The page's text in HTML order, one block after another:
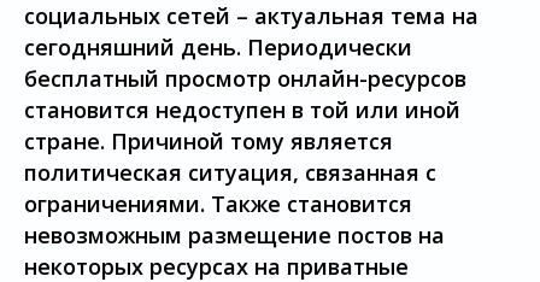
социальных сетей – актуальная тема на
сегодняшний день. Периодически
бесплатный просмотр онлайн-ресурсов
становится недоступен в той или иной
стране. Причиной тому является
политическая ситуация, связанная с
ограничениями. Также становится
невозможным размещение постов на
некоторых ресурсах на приватные